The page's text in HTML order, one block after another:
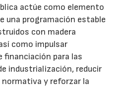
actúe como elemento
una programación estable
con madera
como impulsar
para las
industrialización, reducir
y reforzar la